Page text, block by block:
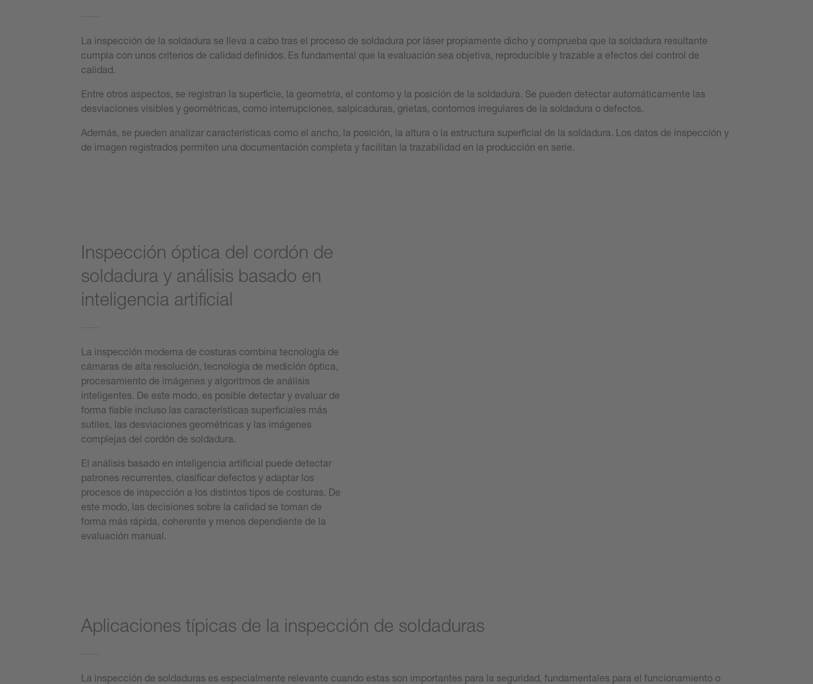
La inspección de la soldadura se lleva a cabo tras el proceso de soldadura por láser propiamente dicho y comprueba que la soldadura resultante
cumpla con unos criterios de calidad definidos. Es fundamental que la evaluación sea objetiva, reproducible y trazable a efectos del control de
calidad.
Entre otros aspectos, se registran la superficie, la geometría, el contorno y la posición de la soldadura. Se pueden detectar automáticamente las
desviaciones visibles y geométricas, como interrupciones, salpicaduras, grietas, contornos irregulares de la soldadura o defectos.
Además, se pueden analizar características como el ancho, la posición, la altura o la estructura superficial de la soldadura. Los datos de inspección y
de imagen registrados permiten una documentación completa y facilitan la trazabilidad en la producción en serie.
Inspección óptica del cordón de
soldadura y análisis basado en
inteligencia artificial
La inspección moderna de costuras combina tecnología de
cámaras de alta resolución, tecnología de medición óptica,
procesamiento de imágenes y algoritmos de análisis
inteligentes. De este modo, es posible detectar y evaluar de
forma fiable incluso las características superficiales más
sutiles, las desviaciones geométricas y las imágenes
complejas del cordón de soldadura.
El análisis basado en inteligencia artificial puede detectar
patrones recurrentes, clasificar defectos y adaptar los
procesos de inspección a los distintos tipos de costuras. De
este modo, las decisiones sobre la calidad se toman de
forma más rápida, coherente y menos dependiente de la
evaluación manual.
Aplicaciones típicas de la inspección de soldaduras
La inspección de soldaduras es especialmente relevante cuando estas son importantes para la seguridad, fundamentales para el funcionamiento o